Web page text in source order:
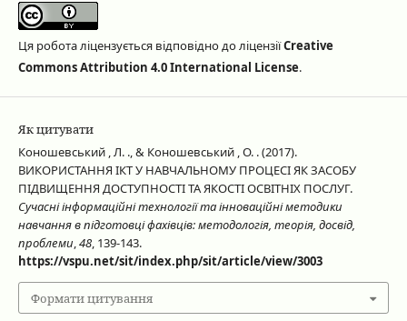
Ця робота ліцензується відповідно до ліцензіїCreative
Commons Attribution 4.0 International License.
Як цитувати
Коношевський , Л. ., & Коношевський , О. . (2017).
ВИКОРИСТАННЯ ІКТ У НАВЧАЛЬНОМУ ПРОЦЕСІ ЯК ЗАСОБУ
ПІДВИЩЕННЯ ДОСТУПНОСТІ ТА ЯКОСТІ ОСВІТНІХ ПОСЛУГ.
Сучасні інформаційні технології та інноваційні методики
навчання в підготовці фахівців: методологія, теорія, досвід,
проблеми,48, 139-143.
https://vspu.net/sit/index.php/sit/article/view/3003
Формати цитування